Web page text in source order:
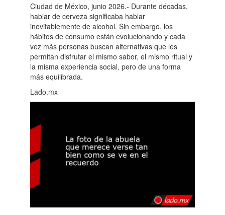
Ciudad de México, junio 2026.- Durante décadas,
hablar de cerveza significaba hablar
inevitablemente de alcohol. Sin embargo, los
hábitos de consumo están evolucionando y cada
vez más personas buscan alternativas que les
permitan disfrutar el mismo sabor, el mismo ritual y
la misma experiencia social, pero de una forma
más equilibrada.
Lado.mx